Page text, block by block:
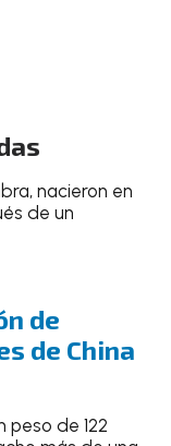
nacieron en
de un
de
de China
peso de 122